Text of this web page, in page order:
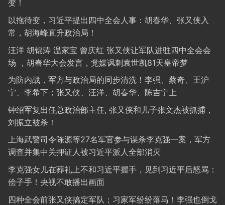
变！
以拖待变，习近平提出四中全会人事：胡春华、张又侠入
常，胡海峰直升政治局！
汪洋 胡锦涛 温家宝 曾庆红 张又侠让军队进驻四中全会会
场 ，胡春华大会发言，党媒讽刺袁世凯81天皇帝梦
为防内战，军方与政治局的同步清洗！李强、蔡奇、王沪
宁、李希下；张又侠、汪洋、胡春华、陈吉宁上
钟绍军复出任总政治部主任, 张又侠和儿子张文杰被抓捕，
刘振立被杀！
上海武警司令陈源等27名军官参与谋杀李克强一案，军方
调查并集中关押证人被习近平派人全部消灭
李克强女儿在葬礼上不和习近平握手，见到习近平后怒骂：
侩子手！央视不敢播出画面
四种全会前张又侠搞定军队；习家军纷纷落马！李强也倒戈